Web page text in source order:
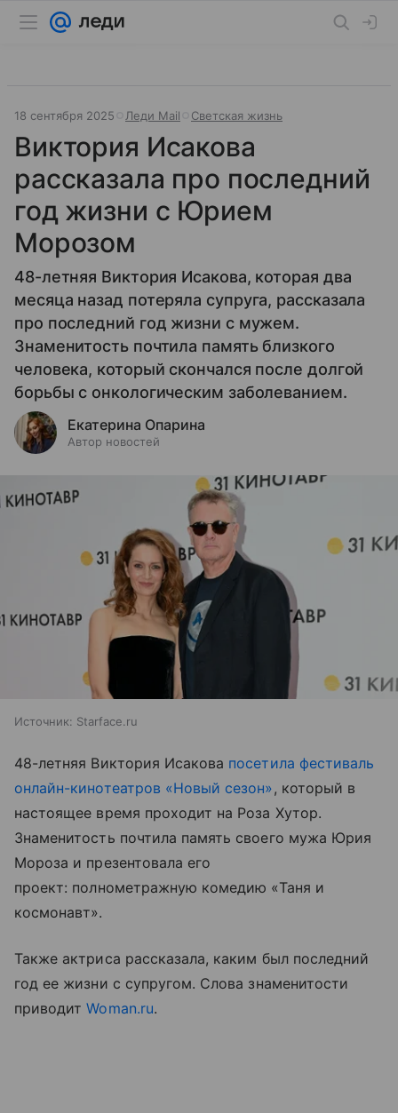
18 сентября 2025 Леди Mail Светская жизнь
Виктория Исакова
рассказала про последний
год жизни с Юрием
Морозом
48-летняя Виктория Исакова, которая два
месяца назад потеряла супруга, рассказала
про последний год жизни с мужем.
Знаменитость почтила память близкого
человека, который скончался после долгой
борьбы с онкологическим заболеванием.
Екатерина Опарина
Автор новостей
Источник: Starface.ru
48-летняя Виктория Исакова посетила фестиваль
онлайн-кинотеатров «Новый сезон», который в
настоящее время проходит на Роза Хутор.
Знаменитость почтила память своего мужа Юрия
Мороза и презентовала его
проект: полнометражную комедию «Таня и
космонавт».
Также актриса рассказала, каким был последний
год ее жизни с супругом. Слова знаменитости
приводитWoman.ru.